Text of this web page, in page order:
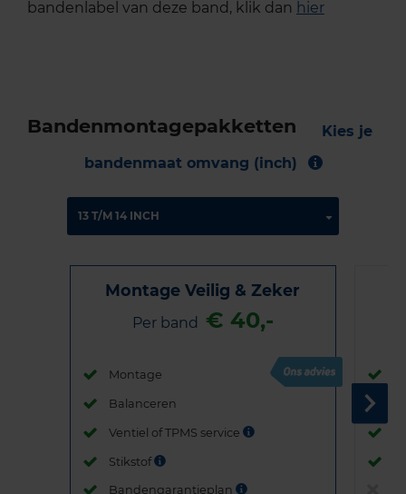
bandenlabel van deze band, klik dan hier
Bandenmontagepakketten
Kies je
bandenmaat omvang (inch)
Montage Veilig & Zeker
Per band € 40,-
Montage
Balanceren
Ventiel of TPMS service
Stikstof
Bandengarantieplan